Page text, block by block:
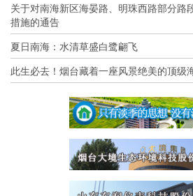
关于对南海新区海晏路、明珠西路部分路
措施的通告
夏日南海：水清草盛白鹭翩飞
此生必去！烟台藏着一座风景绝美的顶级